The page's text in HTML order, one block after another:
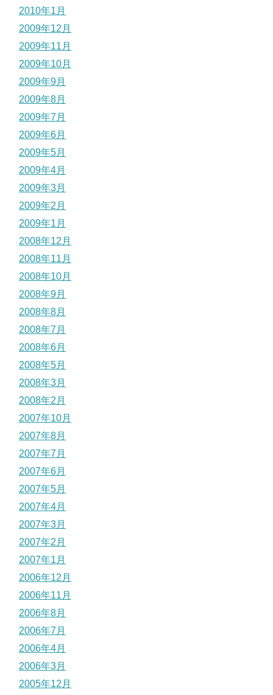
2010年1月
2009年12月
2009年11月
2009年10月
2009年9月
2009年8月
2009年7月
2009年6月
2009年5月
2009年4月
2009年3月
2009年2月
2009年1月
2008年12月
2008年11月
2008年10月
2008年9月
2008年8月
2008年7月
2008年6月
2008年5月
2008年3月
2008年2月
2007年10月
2007年8月
2007年7月
2007年6月
2007年5月
2007年4月
2007年3月
2007年2月
2007年1月
2006年12月
2006年11月
2006年8月
2006年7月
2006年4月
2006年3月
2005年12月